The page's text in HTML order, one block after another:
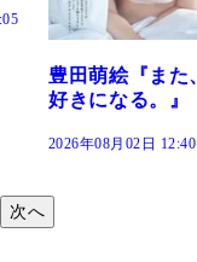
斎藤恭代
『BOUND』
2026年08月02日 12:35
次へ